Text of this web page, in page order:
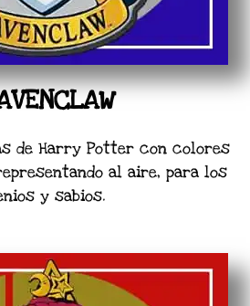
de Harry Potter con colores
al aire, para los
y sabios.